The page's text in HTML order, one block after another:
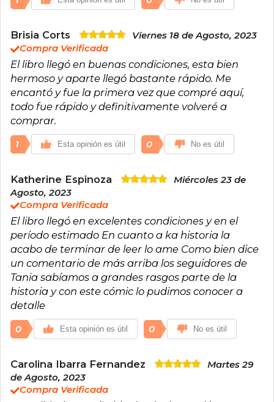
Brisia Corts
Viernes 18 de Agosto, 2023
Compra Verificada
El libro llegó en buenas condiciones, esta bien
hermoso y aparte llegó bastante rápido. Me
encantó y fue la primera vez que compré aquí,
todo fue rápido y definitivamente volveré a
comprar.
1 Esta opinión es útil 0 No es útil
Katherine Espinoza
Miércoles 23 de
Agosto, 2023
Compra Verificada
El libro llegó en excelentes condiciones y en el
período estimado En cuanto a ka historia la
acabo de terminar de leer lo ame Como bien dice
un comentario de más arriba los seguidores de
Tania sabíamos a grandes rasgos parte de la
historia y con este cómic lo pudimos conocer a
detalle
0 Esta opinión es útil 0 No es útil
Carolina Ibarra Fernandez
Martes 29
de Agosto, 2023
Compra Verificada